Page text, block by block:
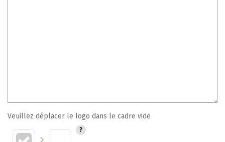
Veuillez déplacer le logo dans le cadre vide